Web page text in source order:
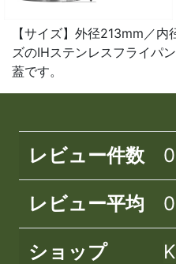
【サイズ】外径213mm／
ズのIHステンレスフライパ
蓋です。
レビュー件数 0
レビュー平均 0
ショップ